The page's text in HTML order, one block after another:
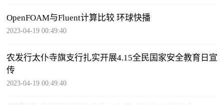
OpenFOAM与Fluent计算比较 环球快播
2023-04-19 00:49:40
农发行太仆寺旗支行扎实开展4.15全民国家安全教育日宣
传
2023-04-19 00:49:40